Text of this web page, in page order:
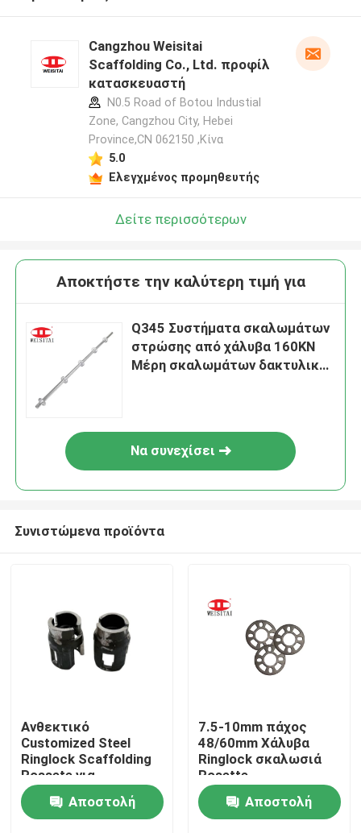
Σπίτι
Προϊόντα
Περίπου εμείς
Cangzhou Weisitai
Scaffolding Co., Ltd. προφίλ
κατασκευαστή
N0.5 Road of Botou Industial
Zone, Cangzhou City, Hebei
Province,CN 062150 ,Κίνα
5.0
Ελεγχμένος προμηθευτής
Δείτε περισσότερων
Αποκτήστε την καλύτερη τιμή για
Q345 Συστήματα σκαλωμάτων
στρώσης από χάλυβα 160KN
Μέρη σκαλωμάτων δακτυλικής
Να συνεχίσει
Συνιστώμενα προϊόντα
Ανθεκτικό
Customized Steel
Ringlock Scaffolding
Rossete για
εφαρμογές
ξενοδοχείων και
κατασκευαστικών
Αποστολή
7.5-10mm πάχος
48/60mm Χάλυβα
Ringlock σκαλωσιά
Rosette
Αποστολή